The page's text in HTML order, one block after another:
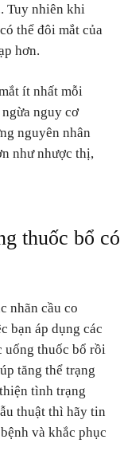
Tuy nhiên khi
thể đôi mắt của
hơn.
ít nhất mỗi
nguy cơ
nguyên nhân
như nhược thị,
thuốc bổ
nhãn cầu co
bạn áp dụng các
uống thuốc bổ rồi
tăng thể trạng
tình trạng
thuật thì hãy tin
và khắc phục